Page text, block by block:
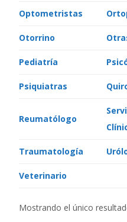
Optometristas
Otorrino
Pediatría
Psiquiatras
Reumatólogo
Traumatología
Veterinario
Mostrando el único